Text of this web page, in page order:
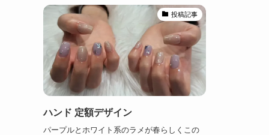
投稿記事
ハンド 定額デザイン
パープルとホワイト系のラメが春らしくこの